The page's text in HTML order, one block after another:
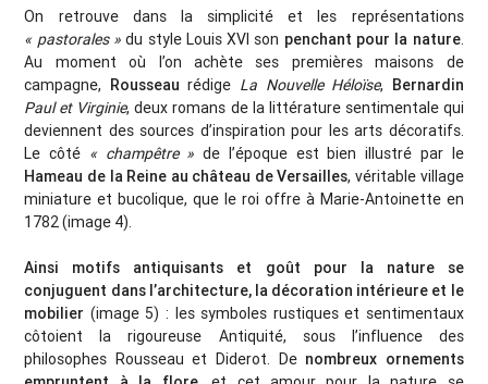
On retrouve dans la simplicité et les représentations
« pastorales » du style Louis XVI son penchant pour la nature.
Au moment où l’on achète ses premières maisons de
campagne, Rousseau rédige La Nouvelle Héloïse, Bernardin
Paul et Virginie, deux romans de la littérature sentimentale qui
deviennent des sources d’inspiration pour les arts décoratifs.
Le côté « champêtre » de l’époque est bien illustré par le
Hameau de la Reine au château de Versailles, véritable village
miniature et bucolique, que le roi offre à Marie-Antoinette en
1782 (image 4).
Ainsi motifs antiquisants et goût pour la nature se
conjuguent dans l’architecture, la décoration intérieure et le
mobilier (image 5) : les symboles rustiques et sentimentaux
côtoient la rigoureuse Antiquité, sous l’influence des
philosophes Rousseau et Diderot. De nombreux ornements